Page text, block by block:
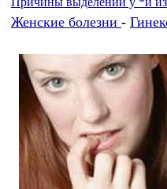
Женские болезни -